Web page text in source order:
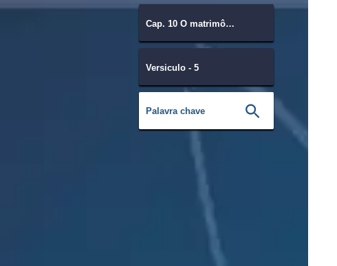
Cap. 10 O matrimônio é indissolúvel.
Versiculo - 5